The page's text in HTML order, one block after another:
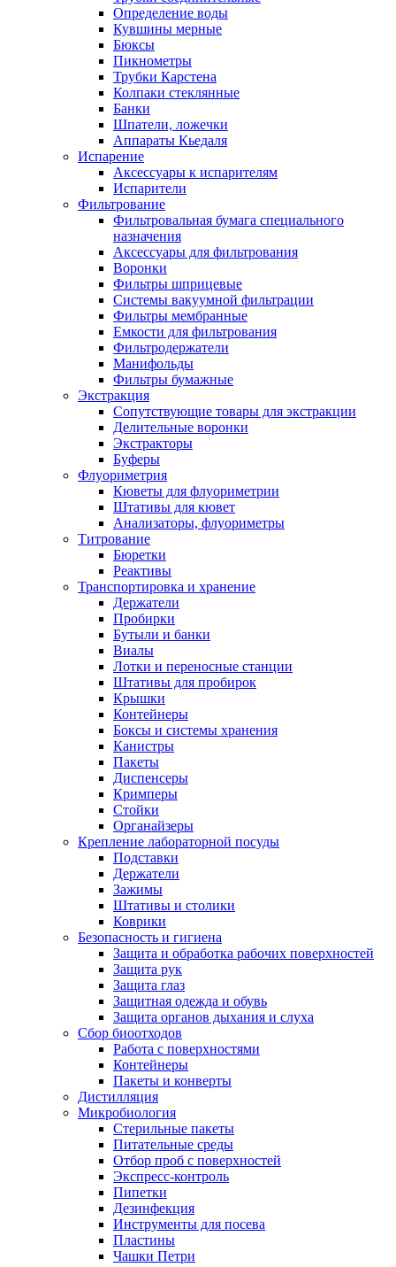
Определение воды
Кувшины мерные
Бюксы
Пикнометры
Трубки Карстена
Колпаки стеклянные
Банки
Шпатели, ложечки
Аппараты Кьедаля
Испарение
Аксессуары к испарителям
Испарители
Фильтрование
Фильтровальная бумага специального
назначения
Аксессуары для фильтрования
Воронки
Фильтры шприцевые
Системы вакуумной фильтрации
Фильтры мембранные
Емкости для фильтрования
Фильтродержатели
Манифольды
Фильтры бумажные
Экстракция
Сопутствующие товары для экстракции
Делительные воронки
Экстракторы
Буферы
Флуориметрия
Кюветы для флуориметрии
Штативы для кювет
Анализаторы, флуориметры
Титрование
Бюретки
Реактивы
Транспортировка и хранение
Держатели
Пробирки
Бутыли и банки
Виалы
Лотки и переносные станции
Штативы для пробирок
Крышки
Контейнеры
Боксы и системы хранения
Канистры
Пакеты
Диспенсеры
Кримперы
Стойки
Органайзеры
Крепление лабораторной посуды
Подставки
Держатели
Зажимы
Штативы и столики
Коврики
Безопасность и гигиена
Защита и обработка рабочих поверхностей
Защита рук
Защита глаз
Защитная одежда и обувь
Защита органов дыхания и слуха
Сбор биоотходов
Работа с поверхностями
Контейнеры
Пакеты и конверты
Дистилляция
Микробиология
Стерильные пакеты
Питательные среды
Отбор проб с поверхностей
Экспресс-контроль
Пипетки
Дезинфекция
Инструменты для посева
Пластины
Чашки Петри